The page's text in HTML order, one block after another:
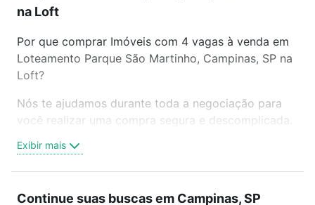
na Loft
Por que comprar Imóveis com 4 vagas à venda em
Loteamento Parque São Martinho, Campinas, SP na
Loft?
Nós te ajudamos durante toda a negociação para
você realizar uma compra segura e descomplicada.
trabalho e do metrô, aqui você vai encontrar a
oferta ideal de Imóveis com 4 vagas à venda em
Exibir mais
Continue suas buscas em Campinas, SP